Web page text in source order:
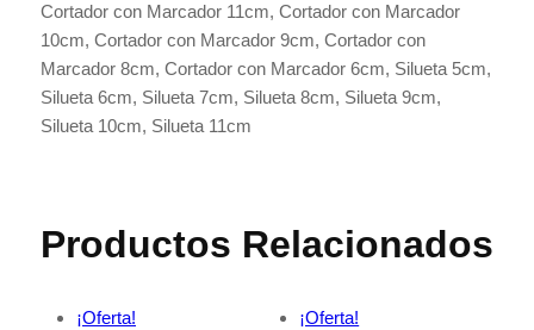
Cortador con Marcador 11cm, Cortador con Marcador
10cm, Cortador con Marcador 9cm, Cortador con
Marcador 8cm, Cortador con Marcador 6cm, Silueta 5cm,
Silueta 6cm, Silueta 7cm, Silueta 8cm, Silueta 9cm,
Silueta 10cm, Silueta 11cm
Productos Relacionados
¡Oferta! ¡Oferta!